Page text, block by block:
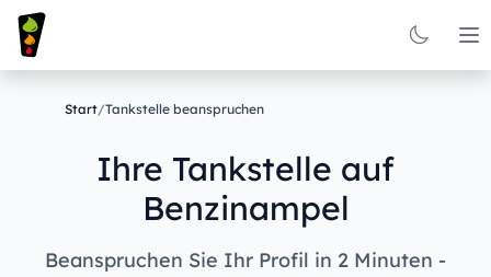
Start/Tankstelle beanspruchen
Ihre Tankstelle auf
Benzinampel
Beanspruchen Sie Ihr Profil in 2 Minuten -